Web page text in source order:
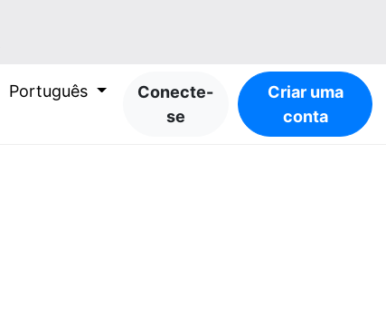
Português
Conecte-
se
Criar uma
conta